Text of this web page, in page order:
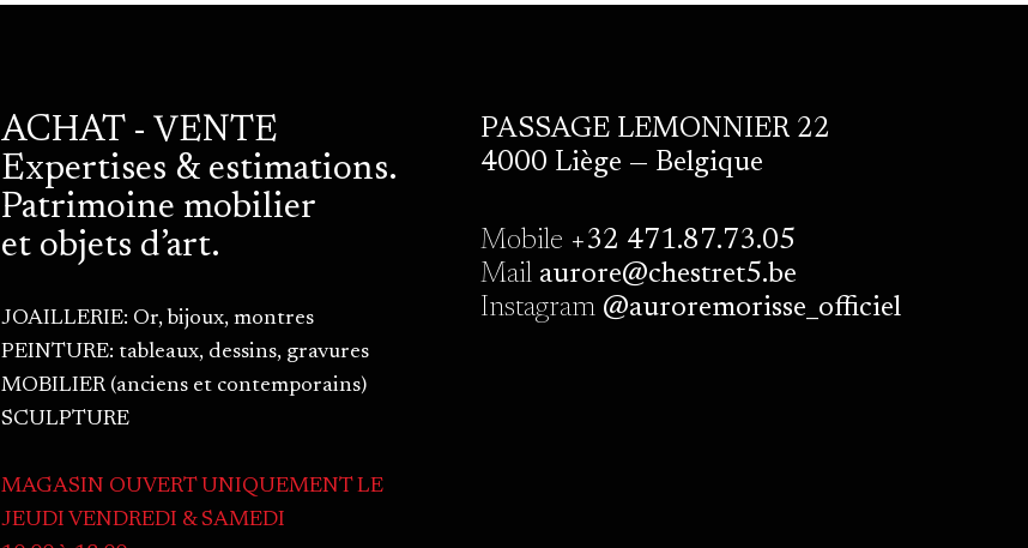
ACHAT - VENTE
Expertises & estimations.
Patrimoine mobilier
et objets d’art.
JOAILLERIE: Or, bijoux, montres
PEINTURE: tableaux, dessins, gravures
MOBILIER (anciens et contemporains)
SCULPTURE
MAGASIN OUVERT UNIQUEMENT LE
JEUDI VENDREDI & SAMEDI
PASSAGE LEMONNIER 22
4000 Liège — Belgique
Mobile +32 471.87.73.05
Mailaurore@chestret5.be
Instagram@auroremorisse_officiel